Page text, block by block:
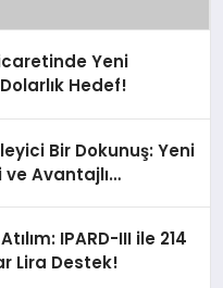
Yeni
Hedef!
Bir Dokunuş: Yeni
ve Avantajlı
IPARD-III ile 214
Lira Destek!